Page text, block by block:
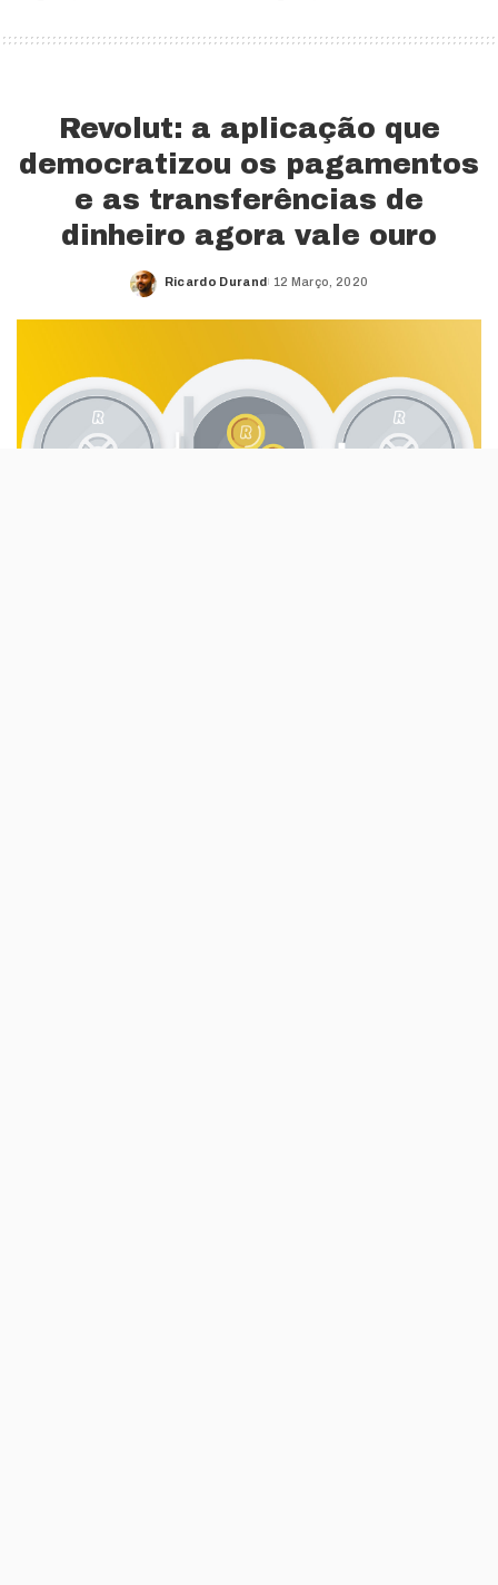
Revolut: a aplicação que
democratizou os pagamentos
e as transferências de
dinheiro agora vale ouro
Posted
Ricardo Durand 12 Março, 2020